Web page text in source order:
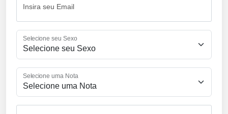
Insira seu Email
Selecione seu Sexo
Selecione uma Nota